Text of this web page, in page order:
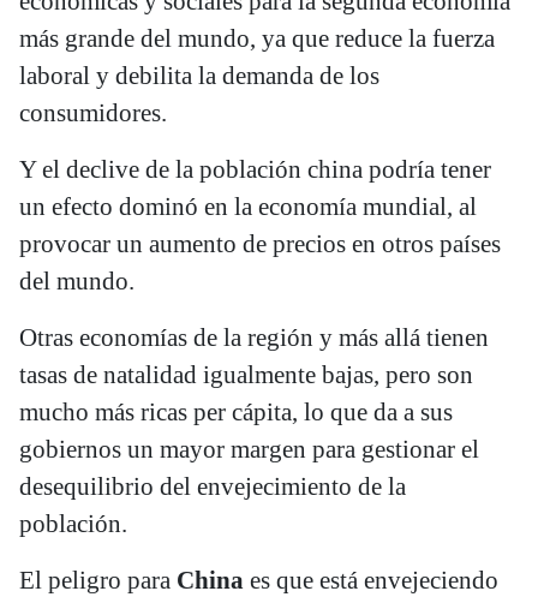
más grande del mundo, ya que reduce la fuerza
laboral y debilita la demanda de los
consumidores.
Y el declive de la población china podría tener
un efecto dominó en la economía mundial, al
provocar un aumento de precios en otros países
del mundo.
Otras economías de la región y más allá tienen
tasas de natalidad igualmente bajas, pero son
mucho más ricas per cápita, lo que da a sus
gobiernos un mayor margen para gestionar el
desequilibrio del envejecimiento de la
población.
El peligro para China es que está envejeciendo